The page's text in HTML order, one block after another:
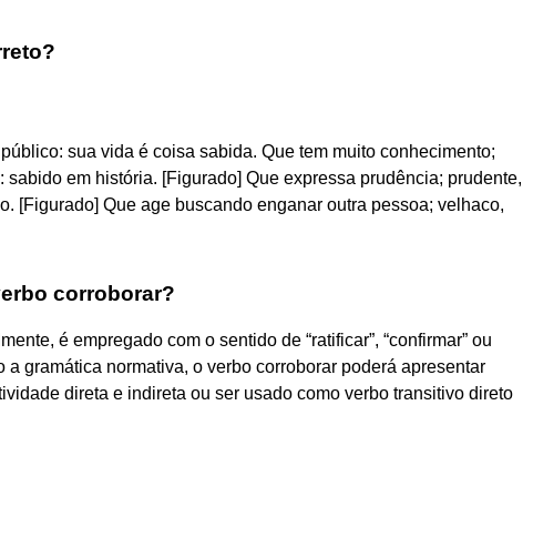
sua vida é coisa sabida. Que tem muito conhecimento;
sabido em história. [Figurado] Que expressa prudência; prudente,
[Figurado] Que age buscando enganar outra pessoa; velhaco,
corroborar?
é empregado com o sentido de “ratificar”, “confirmar” ou
a gramática normativa, o verbo corroborar poderá apresentar
direta e indireta ou ser usado como verbo transitivo direto